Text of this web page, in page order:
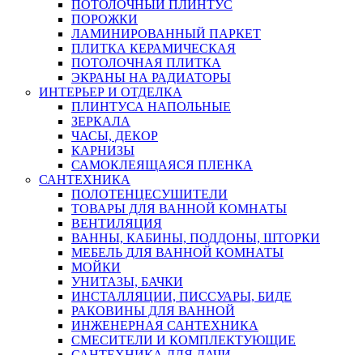
ПОТОЛОЧНЫЙ ПЛИНТУС
ПОРОЖКИ
ЛАМИНИРОВАННЫЙ ПАРКЕТ
ПЛИТКА КЕРАМИЧЕСКАЯ
ПОТОЛОЧНАЯ ПЛИТКА
ЭКРАНЫ НА РАДИАТОРЫ
ИНТЕРЬЕР И ОТДЕЛКА
ПЛИНТУСА НАПОЛЬНЫЕ
ЗЕРКАЛА
ЧАСЫ, ДЕКОР
КАРНИЗЫ
САМОКЛЕЯЩАЯСЯ ПЛЕНКА
САНТЕХНИКА
ПОЛОТЕНЦЕСУШИТЕЛИ
ТОВАРЫ ДЛЯ ВАННОЙ КОМНАТЫ
ВЕНТИЛЯЦИЯ
ВАННЫ, КАБИНЫ, ПОДДОНЫ, ШТОРКИ
МЕБЕЛЬ ДЛЯ ВАННОЙ КОМНАТЫ
МОЙКИ
УНИТАЗЫ, БАЧКИ
ИНСТАЛЛЯЦИИ, ПИССУАРЫ, БИДЕ
РАКОВИНЫ ДЛЯ ВАННОЙ
ИНЖЕНЕРНАЯ САНТЕХНИКА
СМЕСИТЕЛИ И КОМПЛЕКТУЮЩИЕ